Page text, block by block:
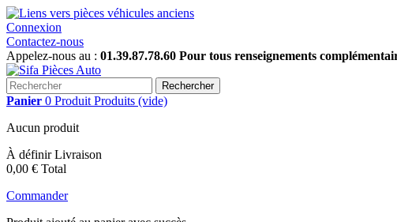
Connexion
Contactez-nous
Appelez-nous au : 01.39.87.78.60 Pour tous renseignements
Rechercher
Panier 0 Produit Produits (vide)
Aucun produit
À définirLivraison
0,00 € Total
Commander